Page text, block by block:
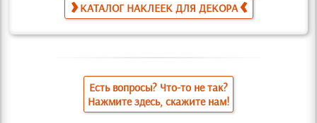
КАТАЛОГ НАКЛЕЕК ДЛЯ ДЕКОРА
Есть вопросы? Что-то не так?
Нажмите здесь, скажите нам!